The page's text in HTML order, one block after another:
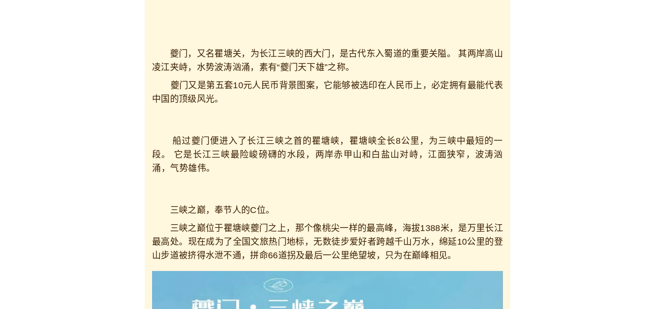
夔门，又名瞿塘关，为长江三峡的西大门，是古代东入蜀道的重要关隘。 其两岸高山
凌江夹峙，水势波涛汹涌，素有“夔门天下雄”之称。
夔门又是第五套10元人民币背景图案，它能够被选印在人民币上，必定拥有最能代表
中国的顶级风光。
船过夔门便进入了长江三峡之首的瞿塘峡，瞿塘峡全长8公里，为三峡中最短的一
段。 它是长江三峡最险峻磅礴的水段，两岸赤甲山和白盐山对峙，江面狭窄，波涛汹
涌，气势雄伟。
三峡之巅，奉节人的C位。
三峡之巅位于瞿塘峡夔门之上，那个像桃尖一样的最高峰，海拔1388米，是万里长江
最高处。现在成为了全国文旅热门地标，无数徒步爱好者跨越千山万水，绵延10公里的登
山步道被挤得水泄不通，拼命66道拐及最后一公里绝望坡，只为在巅峰相见。